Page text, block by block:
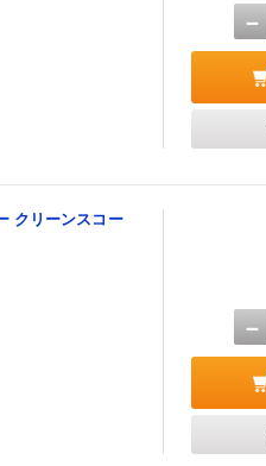
－
クリーンスコー
－